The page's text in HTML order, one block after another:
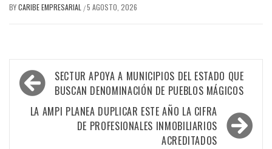
BYCARIBE EMPRESARIAL /5 AGOSTO, 2026
Navegación
de
entradas
SECTUR APOYA A MUNICIPIOS DEL ESTADO QUE
BUSCAN DENOMINACIÓN DE PUEBLOS MÁGICOS
LA AMPI PLANEA DUPLICAR ESTE AÑO LA CIFRA
DE PROFESIONALES INMOBILIARIOS
ACREDITADOS